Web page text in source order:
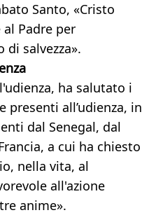
Santo, «Cristo
Padre per
salvezza».
ha salutato i
all’udienza, in
dal Senegal, dal
a cui ha chiesto
nella vita, al
all'azione
anime».